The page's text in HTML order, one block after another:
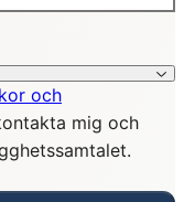
och
mig och